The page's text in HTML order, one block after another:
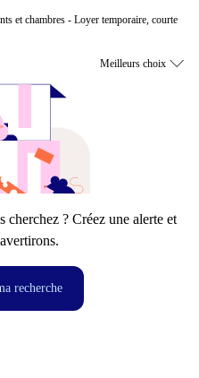
et chambres - Loyer temporaire, courte
cherchez ? Créez une alerte et
recherche